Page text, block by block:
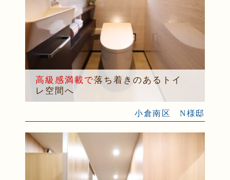
高級感満載で落ち着きのあるトイ
レ空間へ
小倉南区 N様邸